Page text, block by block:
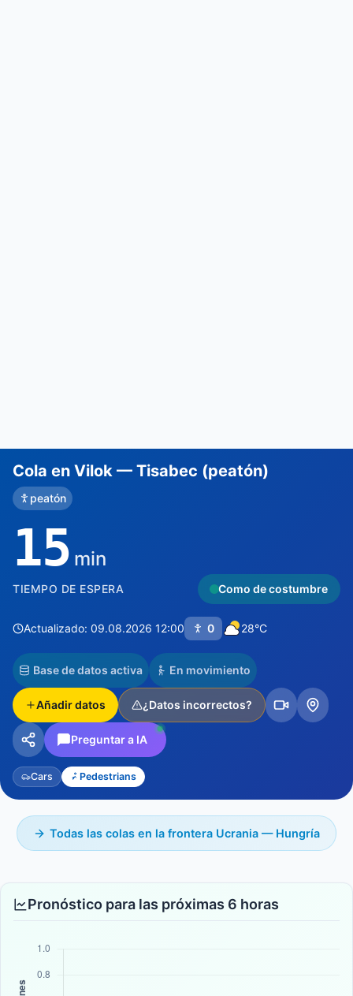
Cola en Vilok — Tisabec (peatón)
peatón
15 min
TIEMPO DE ESPERA Como de costumbre
Actualizado: 09.08.2026 12:00 0 28°C
Base de datos activa En movimiento
Añadir datos ¿Datos incorrectos?
Preguntar a IA
Cars Pedestrians
Todas las colas en la frontera Ucrania — Hungría
Pronóstico para las próximas 6 horas